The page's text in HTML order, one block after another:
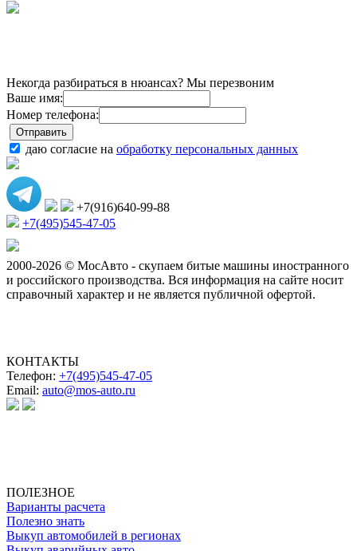
Некогда разбираться в нюансах? Мы перезвоним
Ваше имя:
Номер телефона:
даю согласие на обработку персональных данных
+7(916)640-99-88
+7(495)545-47-05
2000-2026 © МосАвто - скупаем битые машины иностранного
и российского производства. Вся информация на сайте носит
справочный характер и не является публичной офертой.
КОНТАКТЫ
Телефон: +7(495)545-47-05
Email: auto@mos-auto.ru
ПОЛЕЗНОЕ
Варианты расчета
Полезно знать
Выкуп автомобилей в регионах